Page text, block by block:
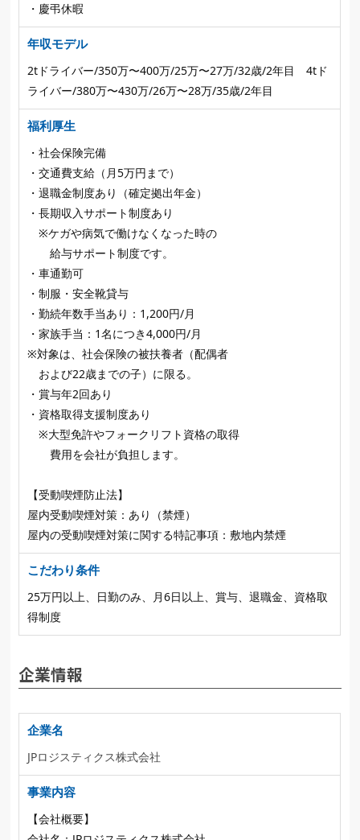
・慶弔休暇
年収モデル
2tドライバー/350万〜400万/25万〜27万/32歳/2年目 4tド
ライバー/380万〜430万/26万〜28万/35歳/2年目
福利厚生
・社会保険完備
・交通費支給（月5万円まで）
・退職金制度あり（確定拠出年金）
・長期収入サポート制度あり
※ケガや病気で働けなくなった時の
給与サポート制度です。
・車通勤可
・制服・安全靴貸与
・勤続年数手当あり：1,200円/月
・家族手当：1名につき4,000円/月
※対象は、社会保険の被扶養者（配偶者
および22歳までの子）に限る。
・賞与年2回あり
・資格取得支援制度あり
※大型免許やフォークリフト資格の取得
費用を会社が負担します。
【受動喫煙防止法】
屋内受動喫煙対策：あり（禁煙）
屋内の受動喫煙対策に関する特記事項：敷地内禁煙
こだわり条件
25万円以上、日勤のみ、月6日以上、賞与、退職金、資格取
得制度
企業情報
企業名
JPロジスティクス株式会社
事業内容
【会社概要】